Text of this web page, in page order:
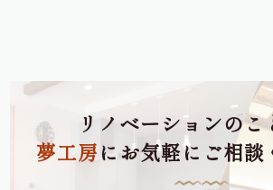
リノベーションのこ
夢工房にお気軽にご相